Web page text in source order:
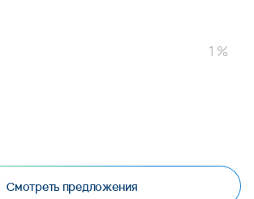
Смотреть предложения